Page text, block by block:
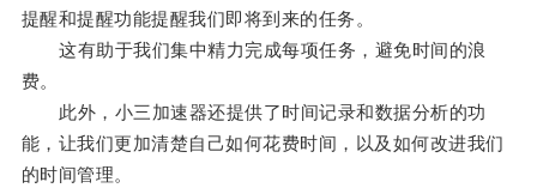
提醒和提醒功能提醒我们即将到来的任务。
这有助于我们集中精力完成每项任务，避免时间的浪
费。
此外，小三加速器还提供了时间记录和数据分析的功
能，让我们更加清楚自己如何花费时间，以及如何改进我们
的时间管理。